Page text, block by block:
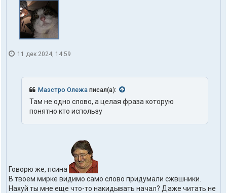
11 дек 2024, 14:59
Маэстро Олежа писал(а):
Там не одно слово, а целая фраза которую
понятно кто использу
Говорю же, псина
В твоем мирке видимо само слово придумали сжвшники.
Нахуй ты мне еще что-то накидывать начал? Даже читать не